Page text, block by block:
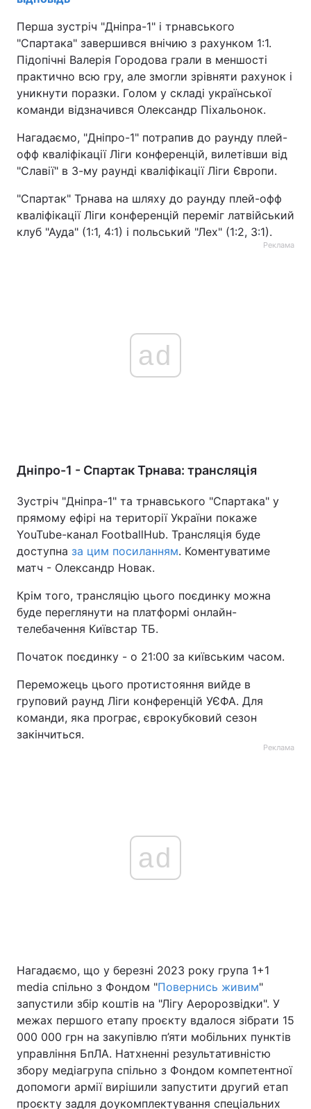
Перша зустріч "Дніпра-1" і трнавського
"Спартака" завершився внічию з рахунком 1:1.
Підопічні Валерія Городова грали в меншості
практично всю гру, але змогли зрівняти рахунок і
уникнути поразки. Голом у складі української
команди відзначився Олександр Піхальонок.
Нагадаємо, "Дніпро-1" потрапив до раунду плей-
офф кваліфікації Ліги конференцій, вилетівши від
"Славії" в 3-му раунді кваліфікації Ліги Європи.
"Спартак" Трнава на шляху до раунду плей-офф
кваліфікації Ліги конференцій переміг латвійський
клуб "Ауда" (1:1, 4:1) і польський "Лех" (1:2, 3:1).
Реклама
ad
Дніпро-1 - Спартак Трнава: трансляція
Зустріч "Дніпра-1" та трнавського "Спартака" у
прямому ефірі на території України покаже
YouTube-канал FootballHub. Трансляція буде
доступна за цим посиланням. Коментуватиме
матч - Олександр Новак.
Крім того, трансляцію цього поєдинку можна
буде переглянути на платформі онлайн-
телебачення Київстар ТБ.
Початок поєдинку - о 21:00 за київським часом.
Переможець цього протистояння вийде в
груповий раунд Ліги конференцій УЄФА. Для
команди, яка програє, єврокубковий сезон
закінчиться.
Реклама
ad
Нагадаємо, що у березні 2023 року група 1+1
media спільно з Фондом "Повернись живим"
запустили збір коштів на "Лігу Аеророзвідки". У
межах першого етапу проєкту вдалося зібрати 15
000 000 грн на закупівлю п’яти мобільних пунктів
управління БпЛА. Натхненні результативністю
збору медіагрупа спільно з Фондом компетентної
допомоги армії вирішили запустити другий етап
проєкту задля доукомплектування спеціальних